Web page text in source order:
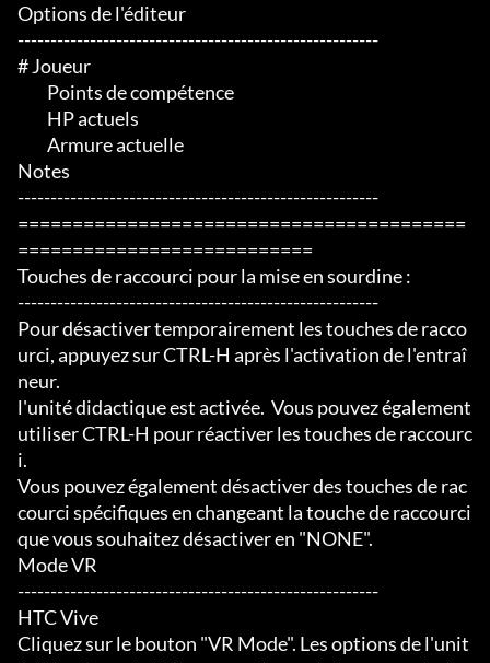
Options de l'éditeur
-------------------------------------------------------
# Joueur
Notes
-------------------------------------------------------
=========================================
===========================
Touches de raccourci pour la mise en sourdine :
-------------------------------------------------------
Pour désactiver temporairement les touches de racco
urci, appuyez sur CTRL-H après l'activation de l'entraî
neur.
l'unité didactique est activée.  Vous pouvez également
utiliser CTRL-H pour réactiver les touches de raccourc
i.
Vous pouvez également désactiver des touches de rac
courci spécifiques en changeant la touche de raccourci
que vous souhaitez désactiver en "NONE".
Mode VR
-------------------------------------------------------
HTC Vive
Cliquez sur le bouton "VR Mode". Les options de l'unit